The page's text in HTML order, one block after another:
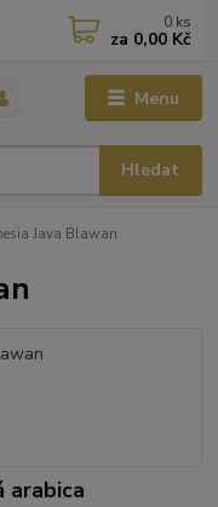
Menu
Hledat
0 ks
za 0,00 Kč
Java Blawan
arabica